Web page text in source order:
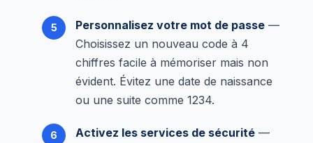
Personnalisez votre mot de passe —
Choisissez un nouveau code à 4
chiffres facile à mémoriser mais non
évident. Évitez une date de naissance
ou une suite comme 1234.
Activez les services de sécurité —